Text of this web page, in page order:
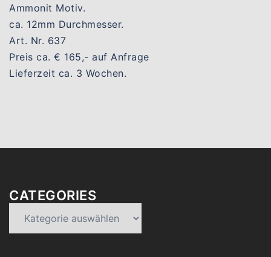
Ammonit Motiv.
ca. 12mm Durchmesser.
Art. Nr. 637
Preis ca. € 165,- auf Anfrage
Lieferzeit ca. 3 Wochen.
CATEGORIES